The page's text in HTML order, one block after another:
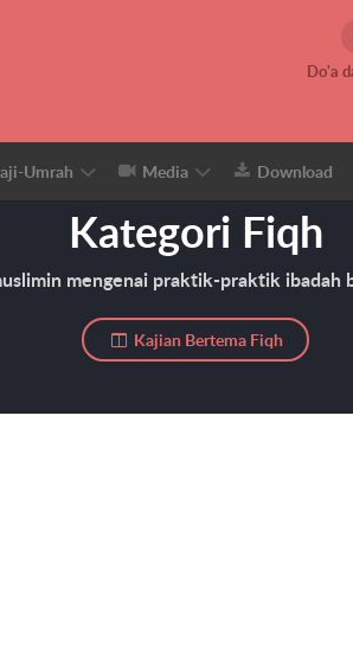
Do'a
Umrah Media Download
Kategori Fiqh
mengenai praktik-praktik ibadah
Kajian Bertema Fiqh